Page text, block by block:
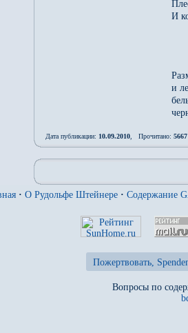
И
и
Дата публикации: 10.09.2010, Прочитано: 5667
· О Рудольфе Штейнере · Содержание
Пожертвовать,
Вопросы по